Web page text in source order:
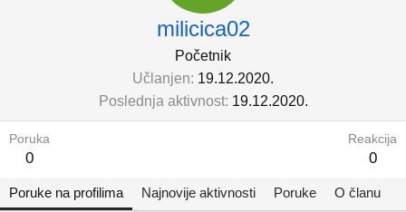
milicica02
Početnik
Učlanjen 19.12.2020.
Poslednja aktivnost 19.12.2020.
Poruka
0
Reakcija
0
Poruke na profilima Najnovije aktivnosti Poruke O članu